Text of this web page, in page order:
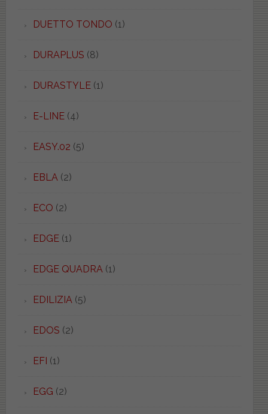
DUETTO TONDO (1)
DURAPLUS (8)
DURASTYLE(1)
E-LINE(4)
EASY.02 (5)
EBLA (2)
ECO (2)
EDGE(1)
EDGE QUADRA (1)
EDILIZIA (5)
EDOS (2)
EFI (1)
EGG (2)